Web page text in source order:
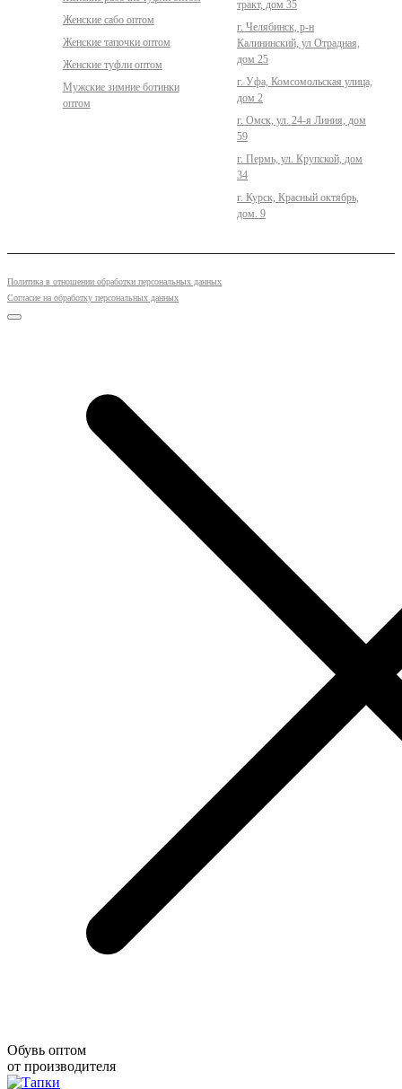
Женские сабо оптом
Женские тапочки оптом
Женские туфли оптом
Мужские зимние ботинки
оптом
тракт, дом 35
г. Челябинск, р-н
Калининский, ул Отрадная,
дом 25
г. Уфа, Комсомольская улица,
дом 2
г. Омск, ул. 24-я Линия, дом
59
г. Пермь, ул. Крупской, дом
34
г. Курск, Красный октябрь,
дом. 9
Политика в отношении обработки персональных данных
Согласие на обработку персональных данных
Обувь оптом
от производителя